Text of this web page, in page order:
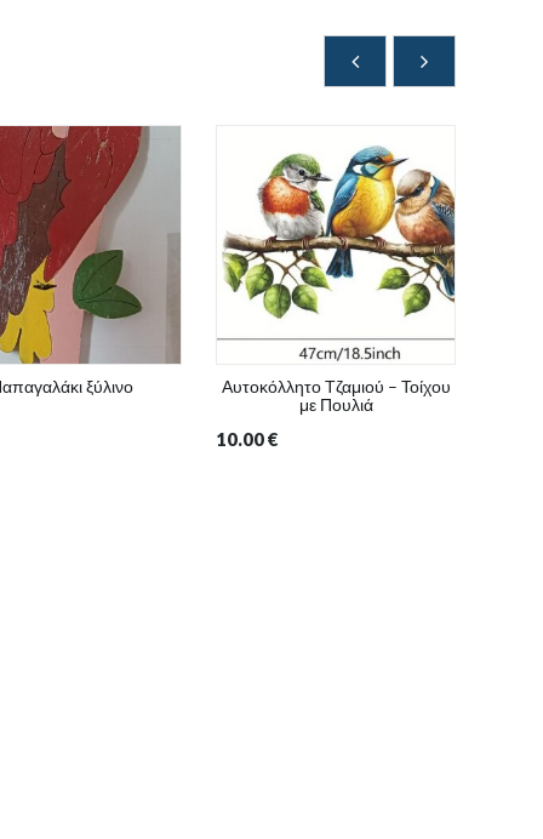
ξύλινο
Αυτοκόλλητο Τζαμιού – Τοίχου
με Πουλιά
10.00€